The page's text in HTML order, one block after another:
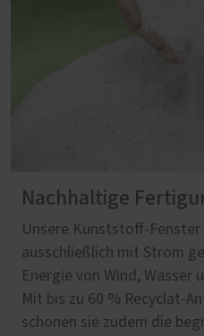
Nachhaltige
Unsere Kunststoff-Fenster
ausschließlich mit Strom
Energie von Wind, Wasser
Mit bis zu 60 % Recyclat-
schonen sie zudem die